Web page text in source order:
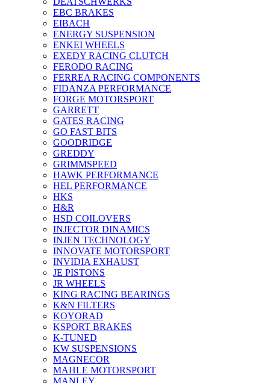
EBC BRAKES
EIBACH
ENERGY SUSPENSION
ENKEI WHEELS
EXEDY RACING CLUTCH
FERODO RACING
FERREA RACING COMPONENTS
FIDANZA PERFORMANCE
FORGE MOTORSPORT
GARRETT
GATES RACING
GO FAST BITS
GOODRIDGE
GREDDY
GRIMMSPEED
HAWK PERFORMANCE
HEL PERFORMANCE
HKS
H&R
HSD COILOVERS
INJECTOR DINAMICS
INJEN TECHNOLOGY
INNOVATE MOTORSPORT
INVIDIA EXHAUST
JE PISTONS
JR WHEELS
KING RACING BEARINGS
K&N FILTERS
KOYORAD
KSPORT BRAKES
K-TUNED
KW SUSPENSIONS
MAGNECOR
MAHLE MOTORSPORT
MANLEY